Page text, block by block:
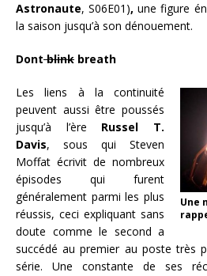
Astronaute, S06E01), une figure
la saison jusqu’à son dénouement.
Dontblink breath
Une
Les liens à la continuité
peuvent aussi être poussés
jusqu’à l’ère Russel T.
Davis, sous qui Steven
Moffat écrivit de nombreux
épisodes qui furent
généralement parmi les plus
réussis, ceci expliquant sans
doute comme le second a
succédé au premier au poste très
série. Une constante de ses